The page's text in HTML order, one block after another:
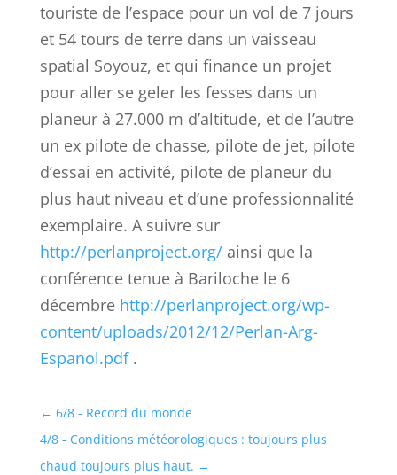
touriste de l’espace pour un vol de 7 jours
et 54 tours de terre dans un vaisseau
spatial Soyouz, et qui finance un projet
pour aller se geler les fesses dans un
planeur à 27.000 m d’altitude, et de l’autre
un ex pilote de chasse, pilote de jet, pilote
d’essai en activité, pilote de planeur du
plus haut niveau et d’une professionnalité
exemplaire. A suivre sur
http://perlanproject.org/ainsi que la
conférence tenue à Bariloche le 6
décembre http://perlanproject.org/wp-
content/uploads/2012/12/Perlan-Arg-
Espanol.pdf.
← 6/8 - Record du monde
4/8 - Conditions météorologiques : toujours plus
chaud toujours plus haut. →